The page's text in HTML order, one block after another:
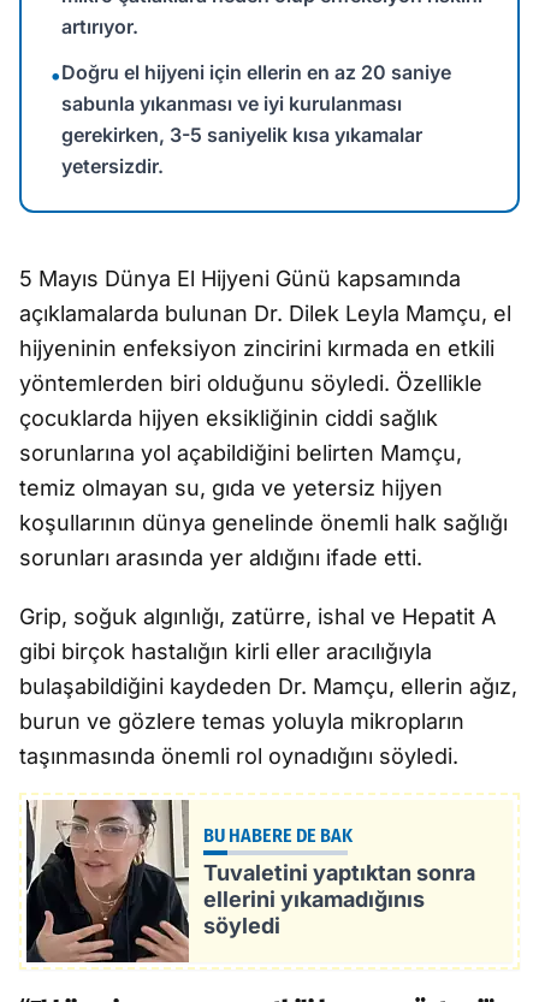
artırıyor.
•Doğru el hijyeni için ellerin en az 20 saniye
sabunla yıkanması ve iyi kurulanması
gerekirken, 3-5 saniyelik kısa yıkamalar
yetersizdir.
5 Mayıs Dünya El Hijyeni Günü kapsamında
açıklamalarda bulunan Dr. Dilek Leyla Mamçu, el
hijyeninin enfeksiyon zincirini kırmada en etkili
yöntemlerden biri olduğunu söyledi. Özellikle
çocuklarda hijyen eksikliğinin ciddi sağlık
sorunlarına yol açabildiğini belirten Mamçu,
temiz olmayan su, gıda ve yetersiz hijyen
koşullarının dünya genelinde önemli halk sağlığı
sorunları arasında yer aldığını ifade etti.
Grip, soğuk algınlığı, zatürre, ishal ve Hepatit A
gibi birçok hastalığın kirli eller aracılığıyla
bulaşabildiğini kaydeden Dr. Mamçu, ellerin ağız,
burun ve gözlere temas yoluyla mikropların
taşınmasında önemli rol oynadığını söyledi.
BU HABERE DE BAK
Tuvaletini yaptıktan sonra
ellerini yıkamadığınıs
söyledi